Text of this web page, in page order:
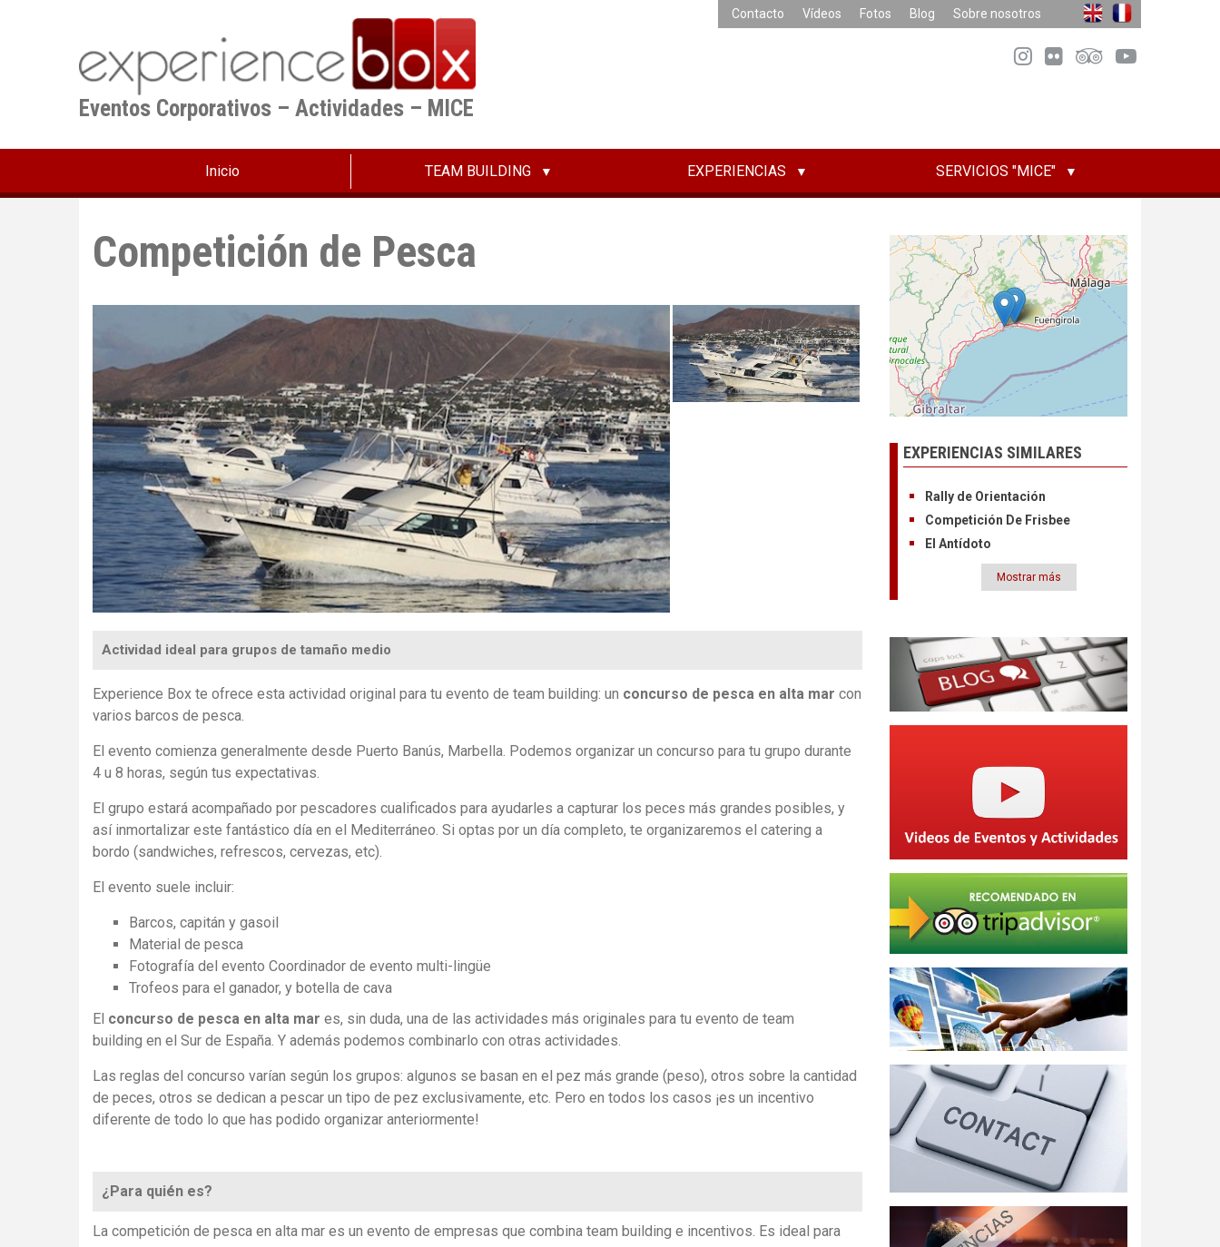
Eventos Corporativos – Actividades – MICE
Contacto Vídeos Fotos Blog Sobre nosotros
Inicio TEAM BUILDING EXPERIENCIAS SERVICIOS "MICE"
Competición de Pesca
Actividad ideal para grupos de tamaño medio
Experience Box te ofrece esta actividad original para tu evento de team building: un concurso de pesca en alta mar con
varios barcos de pesca.
El evento comienza generalmente desde Puerto Banús, Marbella. Podemos organizar un concurso para tu grupo durante
4 u 8 horas, según tus expectativas.
El grupo estará acompañado por pescadores cualificados para ayudarles a capturar los peces más grandes posibles, y
así inmortalizar este fantástico día en el Mediterráneo. Si optas por un día completo, te organizaremos el catering a
bordo (sandwiches, refrescos, cervezas, etc).
El evento suele incluir:
Barcos, capitán y gasoil
Material de pesca
Fotografía del evento Coordinador de evento multi-lingüe
Trofeos para el ganador, y botella de cava
El concurso de pesca en alta mar es, sin duda, una de las actividades más originales para tu evento de team
building en el Sur de España. Y además podemos combinarlo con otras actividades.
Las reglas del concurso varían según los grupos: algunos se basan en el pez más grande (peso), otros sobre la cantidad
de peces, otros se dedican a pescar un tipo de pez exclusivamente, etc. Pero en todos los casos ¡es un incentivo
diferente de todo lo que has podido organizar anteriormente!
¿Para quién es?
La competición de pesca en alta mar es un evento de empresas que combina team building e incentivos. Es ideal para
EXPERIENCIAS SIMILARES
Rally de Orientación
Competición De Frisbee
El Antídoto
Mostrar más